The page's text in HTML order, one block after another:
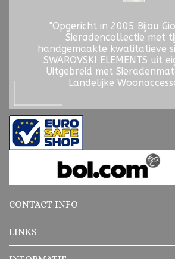
"Opgericht in 2005 Bijou
Sieradencollectie met
handgemaakte kwalitatieve
SWAROVSKI ELEMENTS uit
Uitgebreid met
Landelijke
CONTACT INFO
LINKS